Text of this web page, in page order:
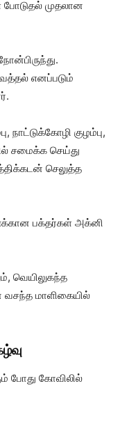
போடுதல் முதலான
எனப்படும்
நாட்டுக்கோழி குழம்பு,
சமைக்க செய்து
செலுத்த
பக்தர்கள் அக்னி
வெயிலுகந்த
மாளிகையில்
போது கோவிலில்